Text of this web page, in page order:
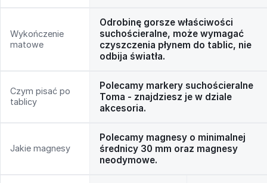
Wykończenie
matowe
Odrobinę gorsze właściwości
suchościeralne, może wymagać
czyszczenia płynem do tablic, nie
odbija światła.
Czym pisać po
tablicy
Polecamy markery suchościeralne
Toma - znajdziesz je w dziale
akcesoria.
Jakie magnesy
Polecamy magnesy o minimalnej
średnicy 30 mm oraz magnesy
neodymowe.